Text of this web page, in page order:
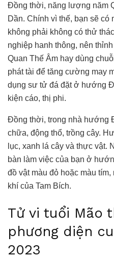
Đồng thời, năng lượng năm
Dần. Chính vì thế, bạn sẽ có
không phải không có thử
nghiệp hanh thông, nên
Quan Thế Âm hay dùng
phát tài để tăng cường may
dụng sư tử đá đặt ở hướng
kiện cáo, thị phi.
Đồng thời, trong nhà hướng
chữa, động thổ, trồng cây.
lục, xanh lá cây và thực vật.
bàn làm việc của bạn ở
đồ vật màu đỏ hoặc màu
khí của Tam Bích.
Tử vi tuổi Mão
phương diện
2023